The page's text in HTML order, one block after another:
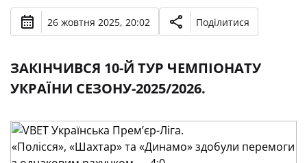
26 жовтня 2025, 20:02 Поділитися
ЗАКІНЧИВСЯ 10-Й ТУР ЧЕМПІОНАТУ
УКРАЇНИ СЕЗОНУ-2025/2026.